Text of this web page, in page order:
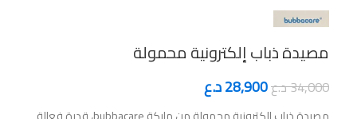
مصيدة ذباب إلكترونية محمولة
34,000د.ع28,900د.ع